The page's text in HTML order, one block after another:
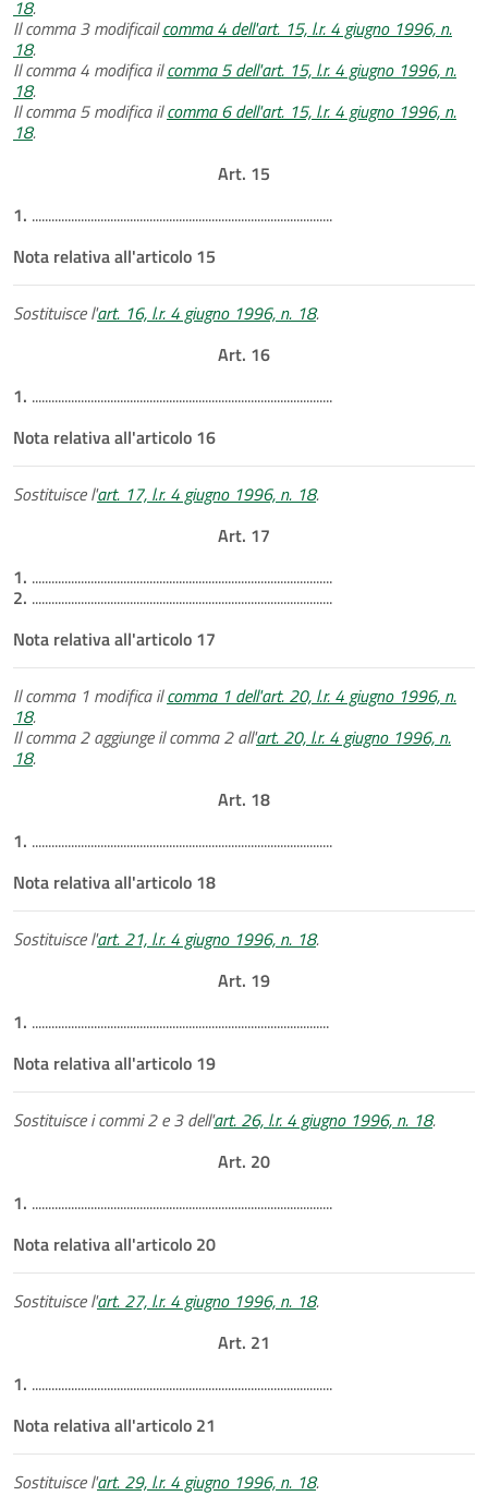
18.
Il comma 3 modificailcomma 4 dell'art. 15, l.r. 4 giugno 1996, n.
18.
Il comma 4 modifica ilcomma 5 dell'art. 15, l.r. 4 giugno 1996, n.
18.
Il comma 5 modifica ilcomma 6 dell'art. 15, l.r. 4 giugno 1996, n.
18.
Art. 15
1. ............................................................................................
Nota relativa all'articolo 15
Sostituisce l'art. 16, l.r. 4 giugno 1996, n. 18.
Art. 16
1. ............................................................................................
Nota relativa all'articolo 16
Sostituisce l'art. 17, l.r. 4 giugno 1996, n. 18.
Art. 17
1. ............................................................................................
2. ............................................................................................
Nota relativa all'articolo 17
Il comma 1 modifica ilcomma 1 dell'art. 20, l.r. 4 giugno 1996, n.
18.
Il comma 2 aggiunge il comma 2 all'art. 20, l.r. 4 giugno 1996, n.
18.
Art. 18
1. ............................................................................................
Nota relativa all'articolo 18
Sostituisce l'art. 21, l.r. 4 giugno 1996, n. 18.
Art. 19
1. ...........................................................................................
Nota relativa all'articolo 19
Sostituisce i commi 2 e 3 dell'art. 26, l.r. 4 giugno 1996, n. 18.
Art. 20
1. ............................................................................................
Nota relativa all'articolo 20
Sostituisce l'art. 27, l.r. 4 giugno 1996, n. 18.
Art. 21
1. ............................................................................................
Nota relativa all'articolo 21
Sostituisce l'art. 29, l.r. 4 giugno 1996, n. 18.